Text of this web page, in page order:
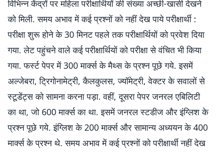
विभिन्न केंद्रों पर महिला परीक्षार्थियों की संख्या अच्छी-खासी देखने
को मिली. समय अभाव में कई प्रश्नों को नहीं देख पाये परीक्षार्थी :
परीक्षा शुरू होने के 30 मिनट पहले तक परीक्षार्थियों को प्रवेश दिया
गया. लेट पहुंचने वाले कई परीक्षार्थियों को परीक्षा से वंचित भी किया
गया. फर्स्ट पेपर में 300 मार्क्स के मैथ्स के प्रश्न पूछे गये. इसमें
अल्जेबरा, ट्रिगोनामेट्री, कैलकुलस, ज्यॉमेट्री, वेक्टर के सवालों से
स्टूडेंट्स को सामना करना पड़ा. वहीं, दूसरा पेपर जनरल एबिलिटी
का था, जो 600 मार्क्स का था. इसमें जनरल स्टडीज और इंग्लिश के
प्रश्न पूछे गये. इंग्लिश के 200 मार्क्स और सामान्य अध्ययन के 400
मार्क्स के प्रश्न थे. समय अभाव में कई प्रश्नों को परीक्षार्थी नहीं देख